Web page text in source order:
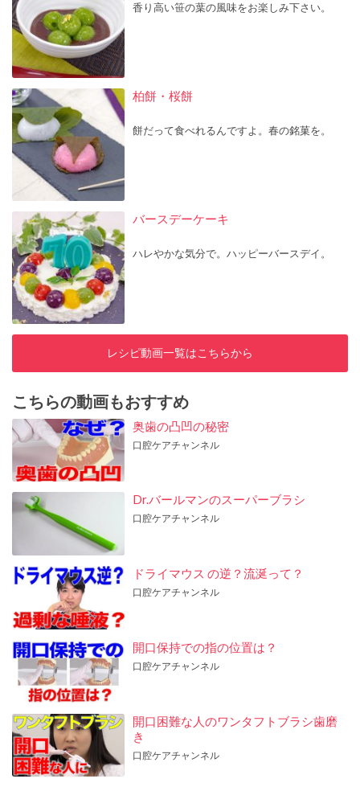
香り高い笹の葉の風味をお楽しみ下さい。
柏餅・桜餅
餅だって食べれるんですよ。春の銘菓を。
バースデーケーキ
ハレやかな気分で。ハッピーバースデイ。
レシピ動画一覧はこちらから
こちらの動画もおすすめ
奥歯の凸凹の秘密
口腔ケアチャンネル
Dr.バールマンのスーパーブラシ
口腔ケアチャンネル
ドライマウス の逆？流涎って？
口腔ケアチャンネル
開口保持での指の位置は？
口腔ケアチャンネル
開口困難な人のワンタフトブラシ歯磨
き
口腔ケアチャンネル